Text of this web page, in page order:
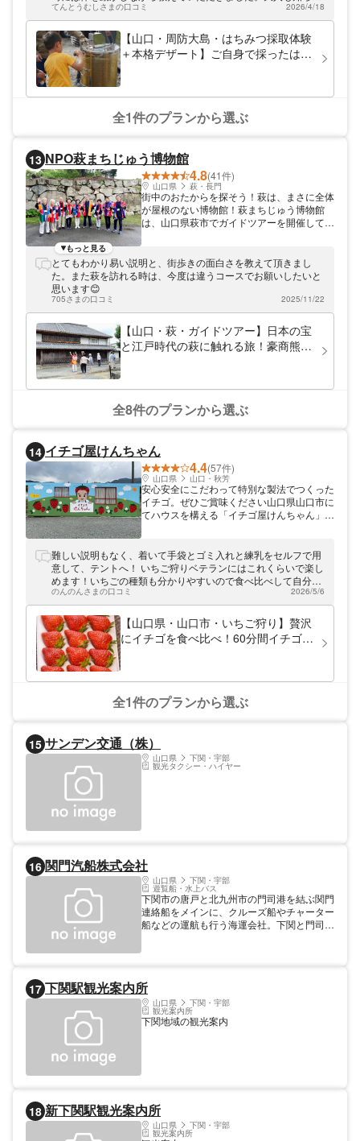
「はちみつピクニック」を新たにスタートい
たします。 はちみつ採取体験＆ピクニック
ランチを、海の見える丘の上で堪能してみま
せんか？ 是非ご家族やご友人と、五感を使
って自然とふれあう体験をお楽しみくださ
いようなことを未就学児の子どもにも分かるように丁寧に教え
ていただき、家族全員興味深く聞いていました。 採蜜体験は子
どもはリズミカルに腕をクルクル回したり、落ちてくるハチミ
ツをじっくり見たりと楽しそうでした。 我が子は虫が苦手なの
ですが、ミツバチは間近でじっくり見ていましたので特別に好
きになったのだと思います。
てんとうむしさまの口コミ 2026/4/18
【山口・周防大島・はちみつ採取体験
＋本格デザート】ご自身で採ったはち
全1件のプランから選ぶ
13 NPO萩まちじゅう博物館
4.8(41件)
山口県 萩・長門
街中のおたからを探そう！萩は、まさに全体
が屋根のない博物館！萩まちじゅう博物館
は、山口県萩市でガイドツアーを開催してお
す。歴史を肌で感じながら、街中の歴史的に
貴重な風景を巡ってみませんか？
もっと見る
とてもわかり易い説明と、街歩きの面白さを教えて頂きまし
た。また萩を訪れる時は、今度は違うコースでお願いしたいと
思います😊
705さまの口コミ 2025/11/22
【山口・萩・ガイドツアー】日本の宝
と江戸時代の萩に触れる旅！豪商熊谷
全8件のプランから選ぶ
14 イチゴ屋けんちゃん
4.4(57件)
山口県 山口・秋芳
安心安全にこだわって特別な製法でつくった
イチゴ。ぜひご賞味ください山口県山口市に
てハウスを構える「イチゴ屋けんちゃん」。
用意しています。高設栽培なので、腰に負担
をかけずにイチゴ狩りを楽しめますよ♪こだ
わりの詰まった大きなイチゴはミネラルたっ
ぷりで甘い！ぜひ1度お召し上がりくださ
い。
難しい説明もなく、着いて手袋とゴミ入れと練乳をセルフで用
意して、テントへ！ いちご狩りベテランにはこれくらいで楽し
めます！いちごの種類も分かりやすいので食べ比べして自分の
好きを見つけれました🍓ありがとうございました。
のんのんさまの口コミ 2026/5/6
【山口県・山口市・いちご狩り】贅沢
にイチゴを食べ比べ！60分間イチゴ食
全1件のプランから選ぶ
15 サンデン交通（株）
山口県 下関・宇部
観光タクシー・ハイヤー
16 関門汽船株式会社
山口県 下関・宇部
遊覧船・水上バス
下関市の唐戸と北九州市の門司港を結ぶ関門
連絡船をメインに、クルーズ船やチャーター
船などの運航も行う海運会社。下関と門司港
む。巌流島自体へのアクセス船も運航。「門
司港レトロクルーズ」や北九州の工場夜景を
楽しむ「夜景観賞定期クルーズ」も好評。
17 下関駅観光案内所
山口県 下関・宇部
観光案内所
下関地域の観光案内
18 新下関駅観光案内所
山口県 下関・宇部
観光案内所